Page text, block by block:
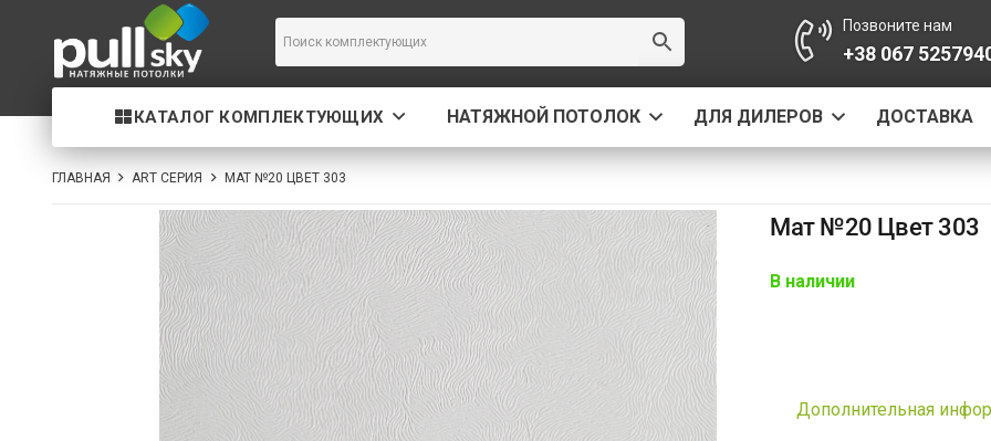
Позвоните нам
+38 067
КАТАЛОГ КОМПЛЕКТУЮЩИХ НАТЯЖНОЙ ПОТОЛОК ДЛЯ ДИЛЕРОВ ДОСТАВКА
ГЛАВНАЯ ART СЕРИЯ МАТ №20 ЦВЕТ 303
Мат №20 Цвет 303
В наличии
Дополнительная